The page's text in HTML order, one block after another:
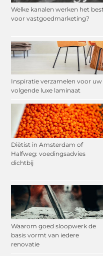
Welke kanalen werken het
voor vastgoedmarketing?
Inspiratie verzamelen voor uw
volgende luxe laminaat
Diëtist in Amsterdam of
Halfweg: voedingsadvies
dichtbij
Waarom goed sloopwerk de
basis vormt van iedere
renovatie